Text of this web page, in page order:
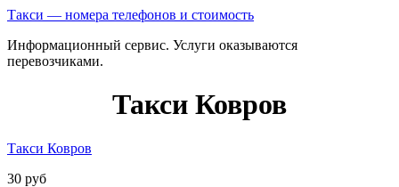
Такси — номера телефонов и стоимость
Информационный сервис. Услуги оказываются
перевозчиками.
Такси Ковров
Такси Ковров
30 руб